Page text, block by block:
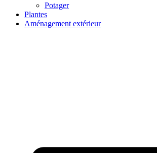
Potager
Plantes
Aménagement extérieur